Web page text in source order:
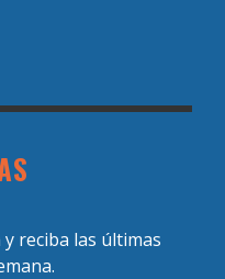
reciba las últimas